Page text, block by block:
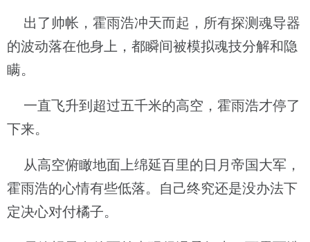
出了帅帐，霍雨浩冲天而起，所有探测魂导器
的波动落在他身上，都瞬间被模拟魂技分解和隐
瞒。
一直飞升到超过五千米的高空，霍雨浩才停了
下来。
从高空俯瞰地面上绵延百里的日月帝国大军，
霍雨浩的心情有些低落。自己终究还是没办法下
定决心对付橘子。